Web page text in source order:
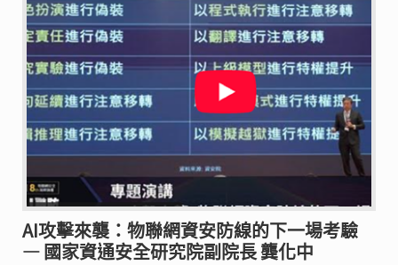
AI攻擊來襲：物聯網資安防線的下一場考驗
— 國家資通安全研究院副院長 龔化中